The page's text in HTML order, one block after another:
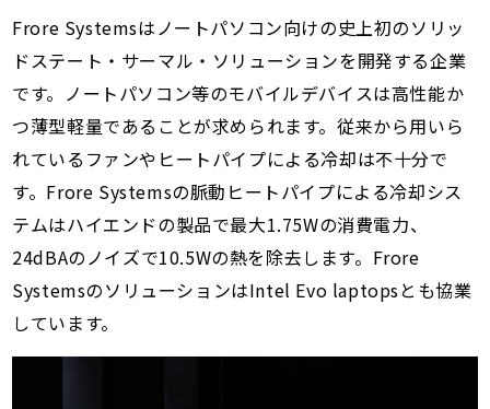
Frore Systemsはノートパソコン向けの史上初のソリッ
ドステート・サーマル・ソリューションを開発する企業
です。ノートパソコン等のモバイルデバイスは高性能か
つ薄型軽量であることが求められます。従来から用いら
れているファンやヒートパイプによる冷却は不十分で
す。Frore Systemsの脈動ヒートパイプによる冷却シス
テムはハイエンドの製品で最大1.75Wの消費電力、
24dBAのノイズで10.5Wの熱を除去します。Frore
SystemsのソリューションはIntel Evo laptopsとも協業
しています。